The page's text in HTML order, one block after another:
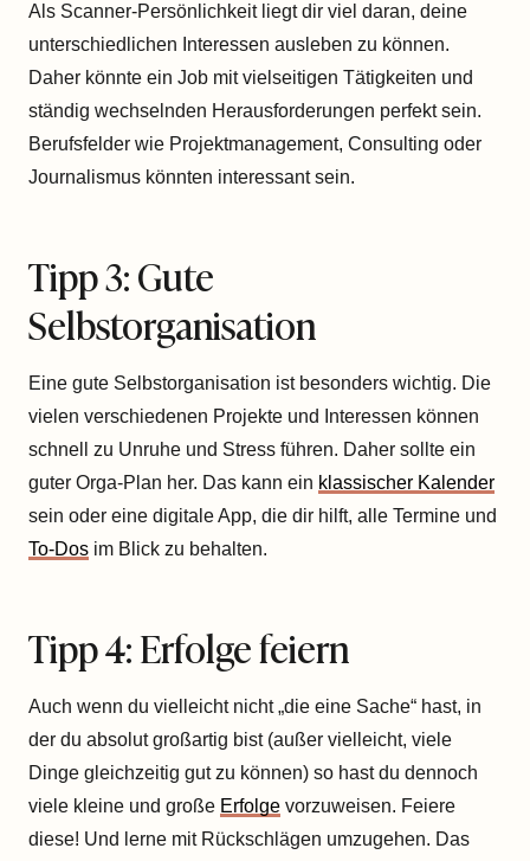
Als Scanner-Persönlichkeit liegt dir viel daran, deine
unterschiedlichen Interessen ausleben zu können.
Daher könnte ein Job mit vielseitigen Tätigkeiten und
ständig wechselnden Herausforderungen perfekt sein.
Berufsfelder wie Projektmanagement, Consulting oder
Journalismus könnten interessant sein.
Tipp 3: Gute
Selbstorganisation
Eine gute Selbstorganisation ist besonders wichtig. Die
vielen verschiedenen Projekte und Interessen können
schnell zu Unruhe und Stress führen. Daher sollte ein
guter Orga-Plan her. Das kann ein klassischer Kalender
sein oder eine digitale App, die dir hilft, alle Termine und
To-Dos im Blick zu behalten.
Tipp 4: Erfolge feiern
Auch wenn du vielleicht nicht „die eine Sache“ hast, in
der du absolut großartig bist (außer vielleicht, viele
Dinge gleichzeitig gut zu können) so hast du dennoch
viele kleine und große Erfolge vorzuweisen. Feiere
diese! Und lerne mit Rückschlägen umzugehen. Das